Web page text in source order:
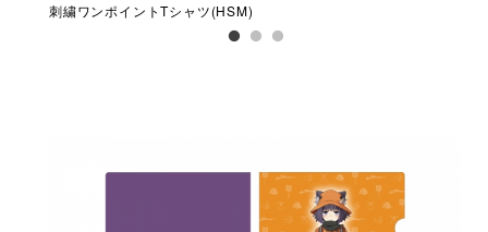
刺繍ワンポイントTシャツ(HSM)